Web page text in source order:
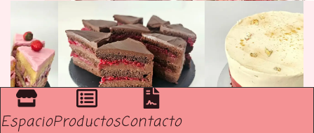
EspacioProductosContacto